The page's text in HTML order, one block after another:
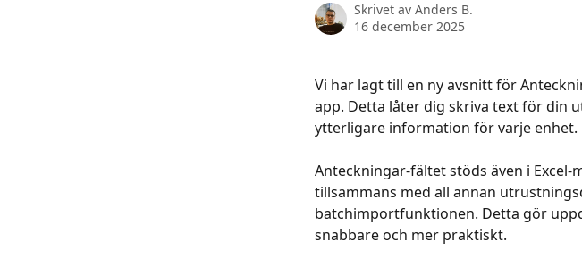
Skrivet av Anders B.
16 december 2025
Vi har lagt till en ny avsnitt för
app. Detta låter dig skriva text för din
ytterligare information för varje enhet.
Anteckningar-fältet stöds även i
tillsammans med all annan
batchimportfunktionen. Detta gör
snabbare och mer praktiskt.